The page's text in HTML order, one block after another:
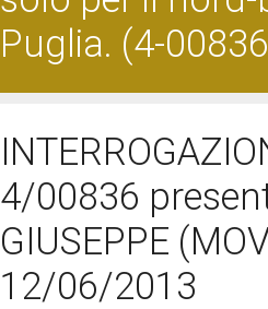
Puglia. (4-
4/00836
GIUSEPPE
12/06/2013